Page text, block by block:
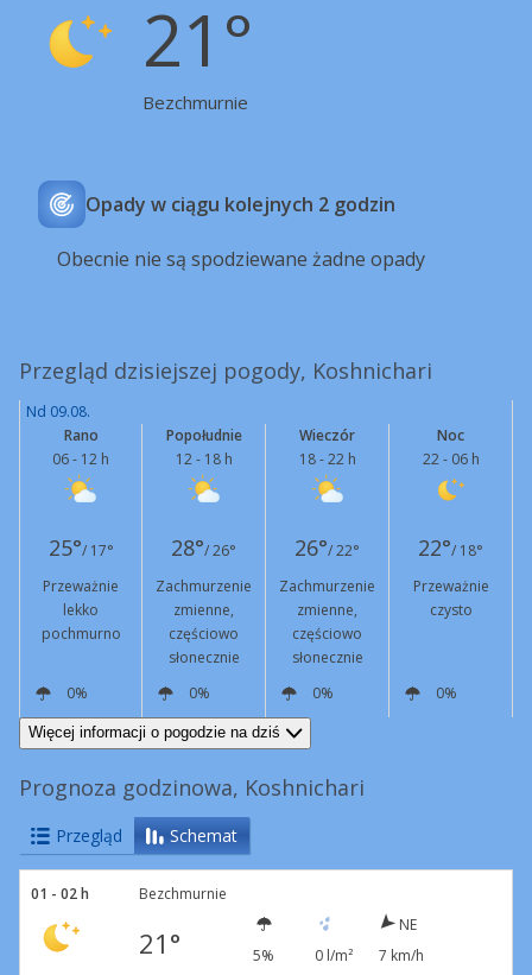
21°
Bezchmurnie
Opady w ciągu kolejnych 2 godzin
Obecnie nie są spodziewane żadne opady
Przegląd dzisiejszej pogody, Koshnichari
Nd 09.08.
Rano
06 - 12 h
Popołudnie
12 - 18 h
Wieczór
18 - 22 h
Noc
22 - 06 h
25°/ 17° 28°/ 26° 26°/ 22° 22°/ 18°
Przeważnie
lekko
pochmurno
Zachmurzenie
zmienne,
częściowo
słonecznie
Zachmurzenie
zmienne,
częściowo
słonecznie
Przeważnie
czysto
0% 0% 0%
0%
NE
9 km/h N
14 km/h
Więcej informacji o pogodzie na dziś
Prognoza godzinowa, Koshnichari
Przegląd Schemat
01 - 02 h Bezchmurnie
21° 5% 0 l/m²
NE
7 km/h